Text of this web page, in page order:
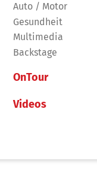
Auto / Motor
Gesundheit
Multimedia
Backstage
OnTour
Videos